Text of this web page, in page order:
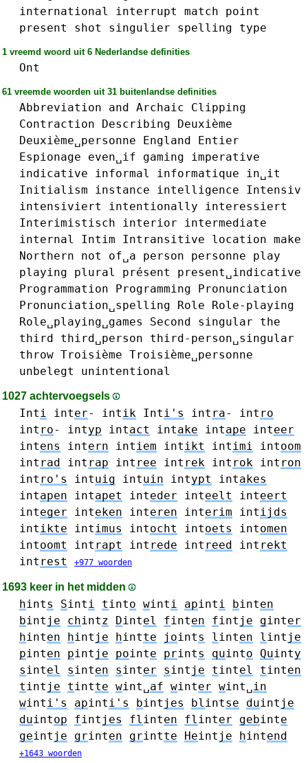
international
interrupt match
point
present
shot singulier spelling type
1 vreemd woord uit 6 Nederlandse definities
Ont
61 vreemde woorden uit 31 buitenlandse definities
Abbreviation and Archaic
Clipping
Contraction
Describing
Deuxième
Deuxième␣personne
England
Entier
Espionage
even␣if gaming
imperative
indicative
informal informatique
in␣it
Initialism
instance intelligence
Intensiv
intensiviert
intentionally
interessiert
Interimistisch
interior
intermediate
internal
Intim Intransitive location make
Northern
not of␣a person personne
play
playing
plural présent
present␣indicative
Programmation
Programming
Pronunciation
Pronunciation␣spelling
Role
Role-playing
Role␣playing␣games
Second singular
the
third
third␣person
third-person␣singular
throw Troisième Troisième␣personne
unbelegt
unintentional
1027 achtervoegsels
Inti inter- intik Inti's int ra- int ro
int ro- intyp intact intake intape inteer
intens intern intiem intikt intimi intoom
int rad int rap int ree int rek int rok int ron
int ro's intuig intuin intypt intakes
intapen intapet inteder inteelt inteert
integer inteken interen interim intijds
intikte intimus intocht intoets intomen
intoomt int rapt int rede int reed int rekt
int rest +977 woorden
1693 keer in het midden
hints Sinti tinto winti apinti binten
bint je chintz Dintel finten fint je ginter
hinten hint je hintte joints linten lint je
pinten pint je pointe prints quinto Quinty
sintel sinten sinter sint je tintel tinten
tint je tintte wint␣af winter wint␣in
winti's apinti's bint jes blintse duint je
duintop fint jes flinten flinter gebinte
geint je grinten grintte Heint je hintend
+1643 woorden